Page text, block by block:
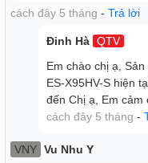
lỗ, nên bên trong máy
nước. Ngoài ra, còn
Thiết kế lồng giặt
vướng vào và có thể
lo bị hư, sờn vải.
cách đây 5 tháng - Trả lời
Đinh Hà QTV
Em chào chị ạ,
ES-X95HV-S hiện
đến Chị ạ, Em cảm
cách đây 5 tháng -
VNY Vu Nhu Y